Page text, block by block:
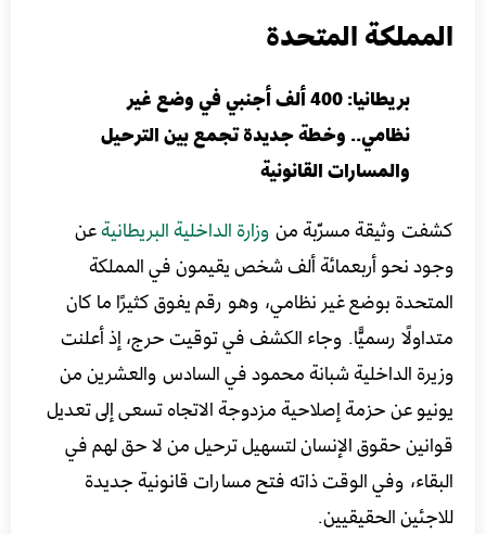
المملكة المتحدة
بريطانيا: 400 ألف أجنبي في وضع غير
نظامي.. وخطة جديدة تجمع بين الترحيل
والمسارات القانونية
كشفت وثيقة مسرّبة منوزارة الداخلية البريطانيةعن
وجود نحو أربعمائة ألف شخص يقيمون في المملكة
المتحدة بوضع غير نظامي، وهو رقم يفوق كثيرًا ما كان
متداولًا رسميًّا. وجاء الكشف في توقيت حرج، إذ أعلنت
وزيرة الداخلية شبانة محمود في السادس والعشرين من
يونيو عن حزمة إصلاحية مزدوجة الاتجاه تسعى إلى تعديل
قوانين حقوق الإنسان لتسهيل ترحيل من لا حق لهم في
البقاء، وفي الوقت ذاته فتح مسارات قانونية جديدة
للاجئين الحقيقيين.